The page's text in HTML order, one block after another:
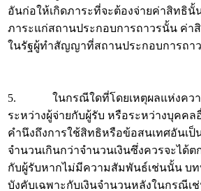
อันก่อให้เกิดภาระที่จะต้องจ่ายค่าสิทธินั้
ภาระแก่สถานประกอบการถาวรนั้น ค่า
ในรัฐผู้ทำสัญญาที่สถานประกอบการถา
5. ในกรณีใดที่โดยเหตุผลแห่งควา
ระหว่างผู้จ่ายกับผู้รับ หรือระหว่างบุคค
คำนึงถึงการใช้สิทธิหรือข้อสนเทศอันเป็
จำนวนเกินกว่าจำนวนเงินซึ่งควรจะได้ต
กับผู้รับหากไม่มีความสัมพันธ์เช่นนั้น บ
บังคับเฉพาะกับเงินจำนวนหลังในกรณีเ